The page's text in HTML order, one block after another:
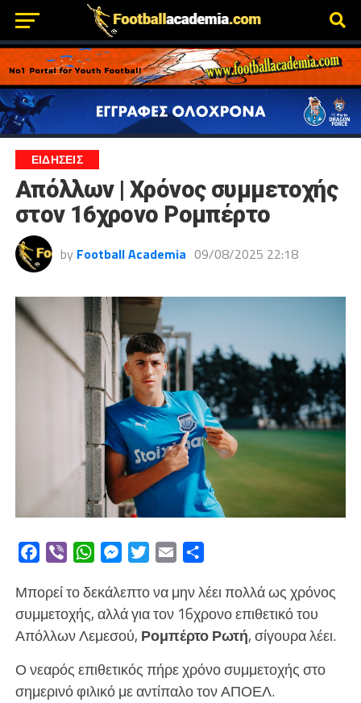
ΕΙΔΗΣΕΙΣ
Απόλλων | Χρόνος συμμετοχής
στον 16χρονο Ρομπέρτο
by Football Academia 09/08/2025 22:18
Facebook
Viber WhatsAppMessengerTwitterEmail
Μπορεί το δεκάλεπτο να μην λέει πολλά ως χρόνος
συμμετοχής, αλλά για τον 16χρονο επιθετικό του
Απόλλων Λεμεσού, Ρομπέρτο Ρωτή, σίγουρα λέει.
Ο νεαρός επιθετικός πήρε χρόνο συμμετοχής στο
σημερινό φιλικό με αντίπαλο τον ΑΠΟΕΛ.